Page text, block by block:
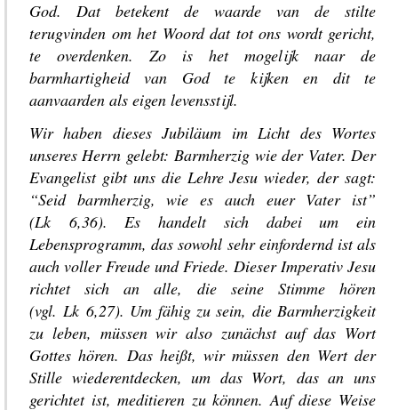
God. Dat betekent de waarde van de stilte
terugvinden om het Woord dat tot ons wordt gericht,
te overdenken. Zo is het mogelijk naar de
barmhartigheid van God te kijken en dit te
aanvaarden als eigen levensstijl.
Wir haben dieses Jubiläum im Licht des Wortes
unseres Herrn gelebt: Barmherzig wie der Vater. Der
Evangelist gibt uns die Lehre Jesu wieder, der sagt:
“Seid barmherzig, wie es auch euer Vater ist”
(Lk 6,36). Es handelt sich dabei um ein
Lebensprogramm, das sowohl sehr einfordernd ist als
auch voller Freude und Friede. Dieser Imperativ Jesu
richtet sich an alle, die seine Stimme hören
(vgl. Lk 6,27). Um fähig zu sein, die Barmherzigkeit
zu leben, müssen wir also zunächst auf das Wort
Gottes hören. Das heißt, wir müssen den Wert der
Stille wiederentdecken, um das Wort, das an uns
gerichtet ist, meditieren zu können. Auf diese Weise